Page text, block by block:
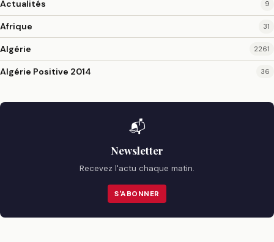
Actualités 9
Afrique 31
Algérie 2261
Algérie Positive 2014 36
📬
Newsletter
Recevez l'actu chaque matin.
S'ABONNER